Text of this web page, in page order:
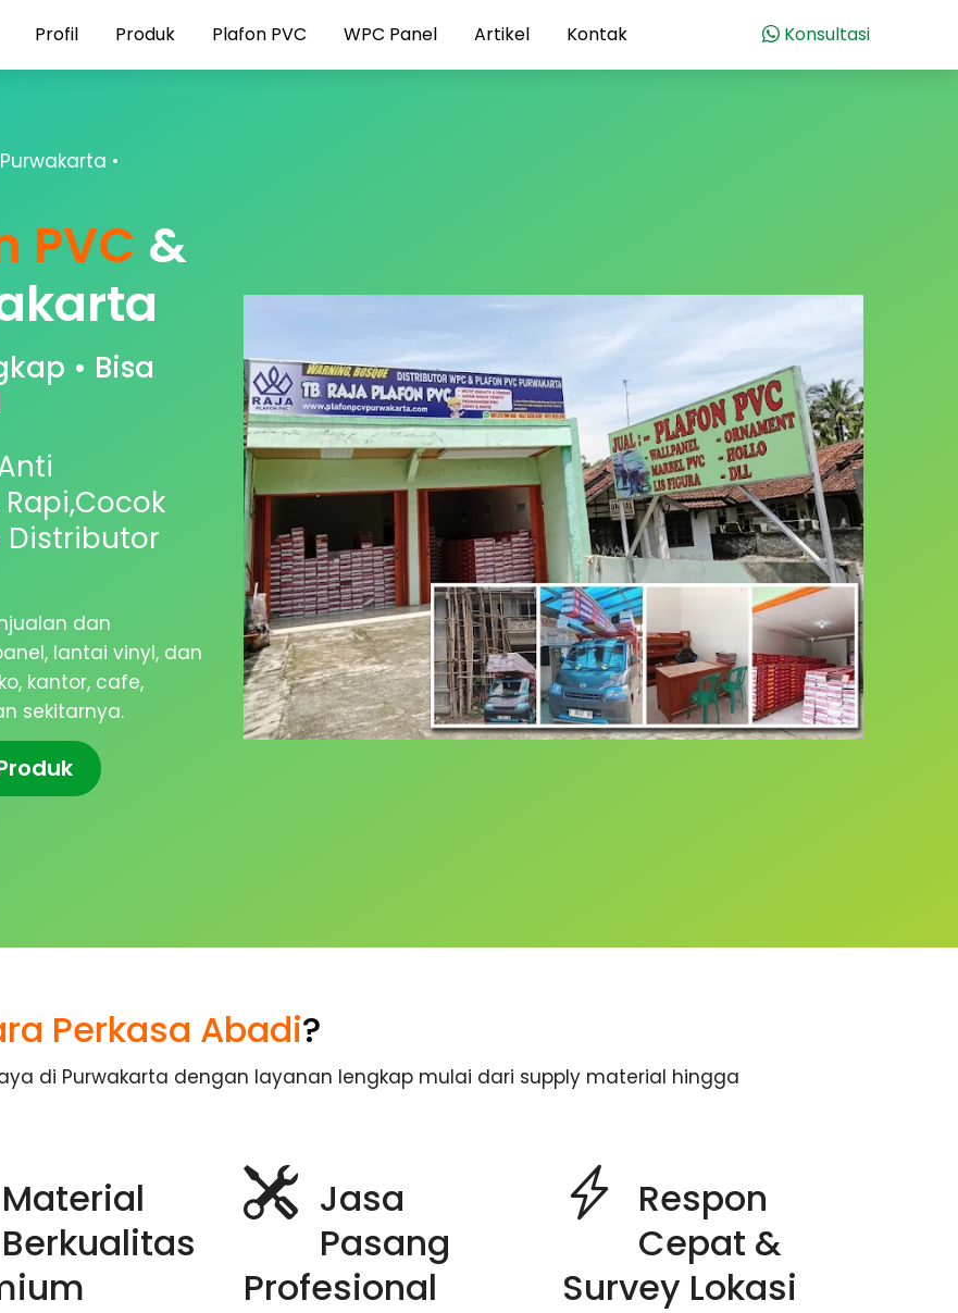
Profil Produk Plafon PVC WPC Panel Artikel Kontak Konsultasi
•
PVC &
• Bisa
Distributor
dan
lantai vinyl, dan
kantor, cafe,
sekitarnya.
Perkasa Abadi?
di Purwakarta dengan layanan lengkap mulai dari supply material hingga
Material
Berkualitas
Jasa
Pasang
Profesional
Respon
Cepat &
Survey Lokasi